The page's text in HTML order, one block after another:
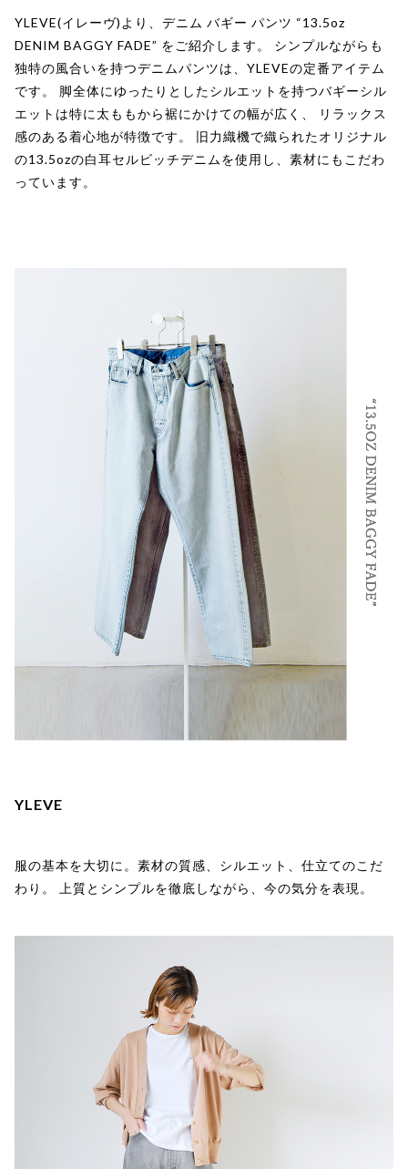
YLEVE(イレーヴ)より、デニム バギー パンツ “13.5oz
DENIM BAGGY FADE” をご紹介します。 シンプルながらも
独特の風合いを持つデニムパンツは、YLEVEの定番アイテム
です。 脚全体にゆったりとしたシルエットを持つバギーシル
エットは特に太ももから裾にかけての幅が広く、 リラックス
感のある着心地が特徴です。 旧力織機で織られたオリジナル
の13.5ozの白耳セルビッチデニムを使用し、素材にもこだわ
っています。
YLEVE
服の基本を大切に。素材の質感、シルエット、仕立てのこだ
わり。 上質とシンプルを徹底しながら、今の気分を表現。